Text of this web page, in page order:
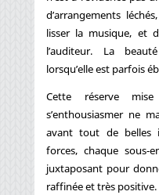
d’arrangements
lisser la musique, et
l’auditeur. La
lorsqu’elle est parfois
Cette réserve
s’enthousiasmer ne
avant tout de belles
forces, chaque sous-
juxtaposant pour
raffinée et très positive.